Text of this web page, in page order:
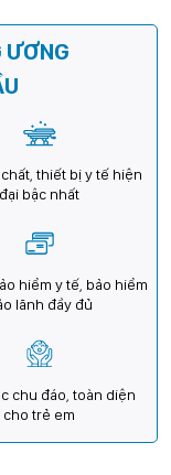
ƯƠNG
thiết bị y tế hiện
đại bậc nhất
hiểm y tế, bảo hiểm
lãnh đầy đủ
chu đáo, toàn diện
cho trẻ em